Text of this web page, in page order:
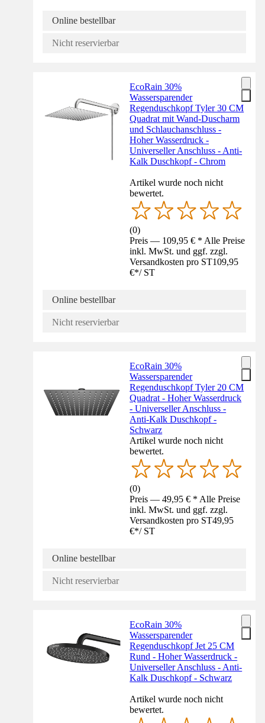
Online bestellbar
Nicht reservierbar
EcoRain 30%
Wassersparender
Regenduschkopf Tyler 30 CM
Quadrat mit Wand-Duscharm
und Schlauchanschluss -
Hoher Wasserdruck -
Universeller Anschluss - Anti-
Kalk Duschkopf - Chrom
Artikel wurde noch nicht
bewertet.
(0)
Preis — 109,95 € * Alle Preise
inkl. MwSt. und ggf. zzgl.
Versandkosten pro ST109,95
€*/ ST
Online bestellbar
Nicht reservierbar
EcoRain 30%
Wassersparender
Regenduschkopf Tyler 20 CM
Quadrat - Hoher Wasserdruck
- Universeller Anschluss -
Anti-Kalk Duschkopf -
Schwarz
Artikel wurde noch nicht
bewertet.
(0)
Preis — 49,95 € * Alle Preise
inkl. MwSt. und ggf. zzgl.
Versandkosten pro ST49,95
€*/ ST
Online bestellbar
Nicht reservierbar
EcoRain 30%
Wassersparender
Regenduschkopf Jet 25 CM
Rund - Hoher Wasserdruck -
Universeller Anschluss - Anti-
Kalk Duschkopf - Schwarz
Artikel wurde noch nicht
bewertet.